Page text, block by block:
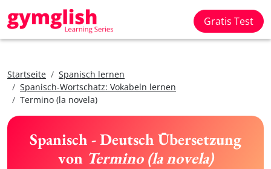
Gratis Test
Startseite
Spanisch lernen
Spanisch-Wortschatz: Vokabeln lernen
Termino (la novela)
Spanisch - Deutsch Übersetzung
von Termino (la novela)